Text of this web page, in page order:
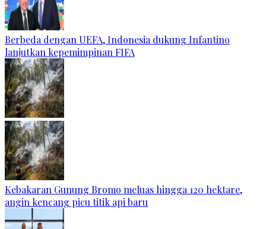
Berbeda dengan UEFA, Indonesia dukung Infantino
lanjutkan kepemimpinan FIFA
Kebakaran Gunung Bromo meluas hingga 120 hektare,
angin kencang picu titik api baru